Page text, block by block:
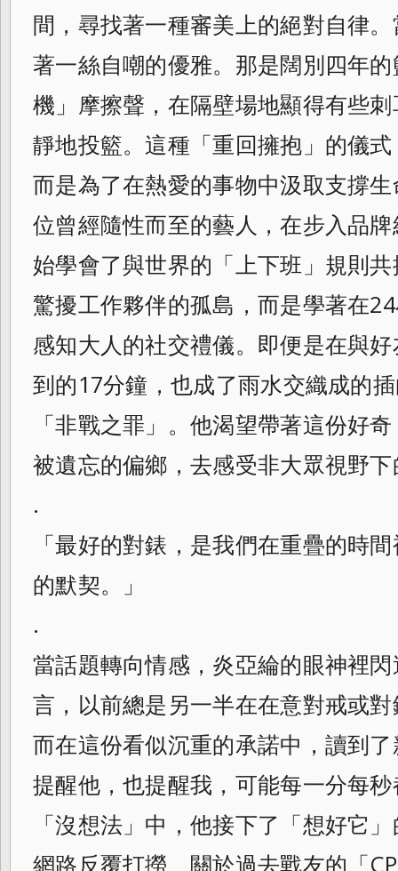
間，尋找著一種審美上的絕對自律
著一絲自嘲的優雅。那是闊別四年
機」摩擦聲，在隔壁場地顯得有些
靜地投籃。這種「重回擁抱」的儀
而是為了在熱愛的事物中汲取支撐
位曾經隨性而至的藝人，在步入品
始學會了與世界的「上下班」規則
驚擾工作夥伴的孤島，而是學著在
感知大人的社交禮儀。即便是在與
到的17分鐘，也成了雨水交織成的
「非戰之罪」。他渴望帶著這份好
被遺忘的偏鄉，去感受非大眾視野
.
「最好的對錶，是我們在重疊的時
的默契。」
.
當話題轉向情感，炎亞綸的眼神裡
言，以前總是另一半在在意對戒或
而在這份看似沉重的承諾中，讀到
提醒他，也提醒我，可能每一分每
「沒想法」中，他接下了「想好它
網路反覆打撈、關於過去戰友的「